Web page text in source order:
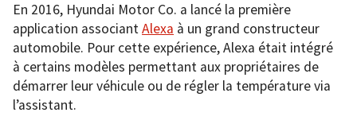
En 2016, Hyundai Motor Co. a lancé la première
application associantAlexa à un grand constructeur
automobile. Pour cette expérience, Alexa était intégré
à certains modèles permettant aux propriétaires de
démarrer leur véhicule ou de régler la température via
l’assistant.